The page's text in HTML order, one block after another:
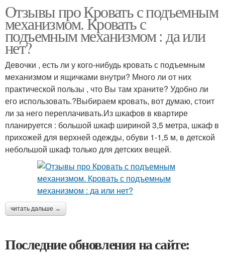
Отзывы про Кровать с подъемным
механизмом. Кровать с
подъемным механизмом : да или
нет?
Девочки , есть ли у кого-нибудь кровать с подъемным
механизмом и ящичками внутри? Много ли от них
практической пользы , что Вы там храните? Удобно ли
его использовать.?Выбираем кровать, вот думаю, стоит
ли за него переплачивать.Из шкафов в квартире
планируется : большой шкаф шириной 3,5 метра, шкаф в
прихожей для верхней одежды, обуви 1-1,5 м, в детской
небольшой шкаф только для детских вещей.
читать дальше →
Последние обновления на сайте: